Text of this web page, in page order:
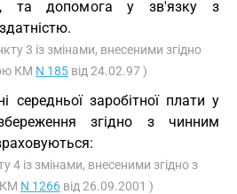
та допомога у зв'язку з
3 із змінами, внесеними згідно
КМ N 185 від 24.02.97 )
середньої заробітної плати у
згідно з чинним
4 із змінами, внесеними згідно з
N 1266 від 26.09.2001 )